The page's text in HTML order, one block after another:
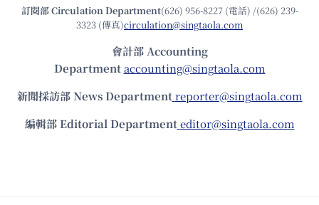
訂閱部 Circulation Department(626) 956-8227 (電話) /(626) 239-
3323 (傳真)circulation@singtaola.com
會計部 Accounting
Department accounting@singtaola.com
新聞採訪部 News Department reporter@singtaola.com
編輯部 Editorial Department editor@singtaola.com